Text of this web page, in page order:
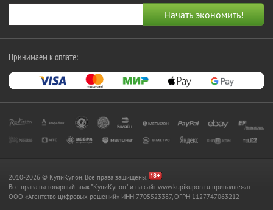
Принимаем к оплате:
2010-2026 © КупиКупон. Все права защищены.
Все права на товарный знак "КупиКупон" и на сайт www.kupikupon.ru принадлежат
OOO «Агентство цифровых решений» ИНН 7705523387, ОГРН 1127747063212